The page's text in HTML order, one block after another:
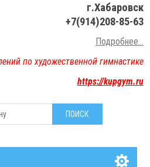
г.Хабаровск
+7(914)208-85-63
Подробнее..
по художественной гимнастике
https://kupgym.ru